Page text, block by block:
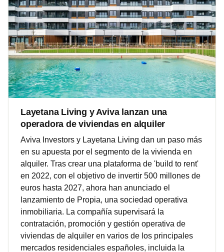
Layetana Living y Aviva lanzan una
operadora de viviendas en alquiler
Aviva Investors y Layetana Living dan un paso más
en su apuesta por el segmento de la vivienda en
alquiler. Tras crear una plataforma de 'build to rent'
en 2022, con el objetivo de invertir 500 millones de
euros hasta 2027, ahora han anunciado el
lanzamiento de Propia, una sociedad operativa
inmobiliaria. La compañía supervisará la
contratación, promoción y gestión operativa de
viviendas de alquiler en varios de los principales
mercados residenciales españoles, incluida la